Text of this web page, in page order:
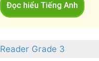
Đọc hiểu Tiếng Anh
Grade 3